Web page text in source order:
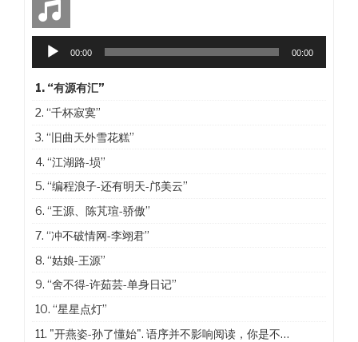
Audio
Player
00:00 00:00
1. “有源有汇”
2.“千杯寂寞”
3.“旧曲天外雪花糕”
4.“江湖路-埙”
5.“编程浪子-还有明天-邝美云”
6.“王源、陈芃瑄-骄傲”
7.“冲不破情网-李翊君”
8.“姑娘-王源”
9.“舍不得-许茹芸-单身日记”
10.“星星点灯”
11. "开燕姿-孙了懂始". 语序并不影响阅读，你是不是没有看出来